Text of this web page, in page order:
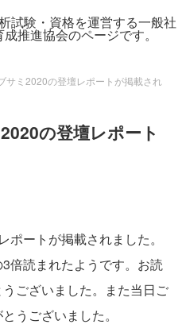
試験・資格を運営する一般社
推進協会のページです。
サミ2020の登壇レポートが掲載され
の登壇レポート
ートが掲載されました。
倍読まれたようです。お読
ございました。また当日ご
うございました。